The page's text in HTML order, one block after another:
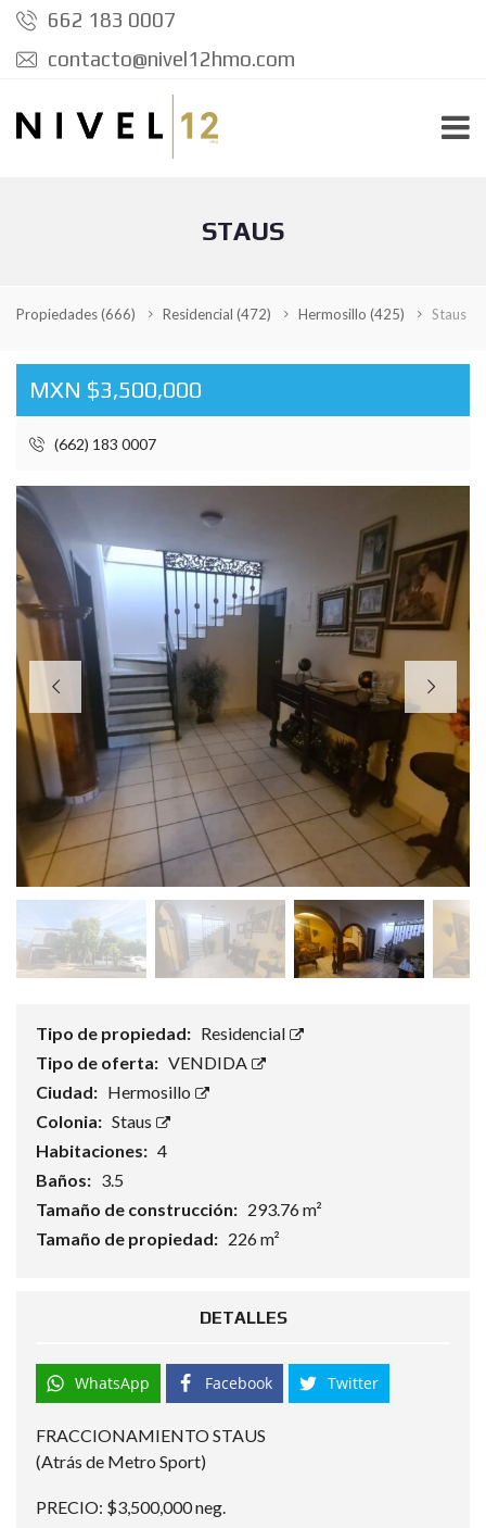
662 183 0007
contacto@nivel12hmo.com
STAUS
Propiedades(666) Residencial (472) Hermosillo (425) Staus
MXN $3,500,000
(662) 183 0007
Tipo de propiedad: Residencial
Tipo de oferta: VENDIDA
Ciudad: Hermosillo
Colonia: Staus
Habitaciones: 4
Baños: 3.5
Tamaño de construcción: 293.76 m²
Tamaño de propiedad: 226 m²
DETALLES
WhatsApp Facebook Twitter
FRACCIONAMIENTO STAUS
(Atrás de Metro Sport)
PRECIO: $3,500,000 neg.